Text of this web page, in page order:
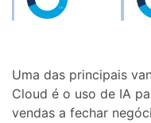
Uma das principais
Cloud é o uso de IA
vendas a fechar